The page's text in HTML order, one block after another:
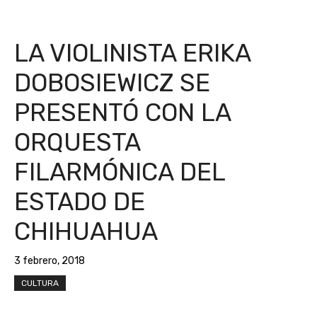
LA VIOLINISTA ERIKA
DOBOSIEWICZ SE
PRESENTÓ CON LA
ORQUESTA
FILARMÓNICA DEL
ESTADO DE
CHIHUAHUA
3 febrero, 2018
CULTURA